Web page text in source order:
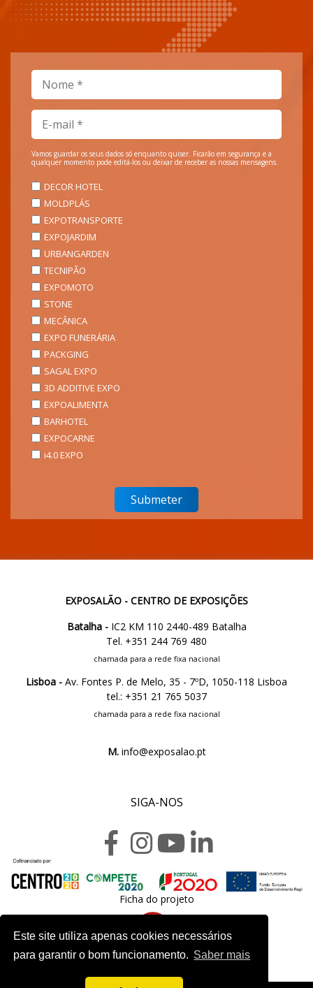
Este site utiliza apenas cookies necessários
para garantir o bom funcionamento. Saber mais
Vamos guardar os seus dados só enquanto quiser. Ficarão em segurança e a
qualquer momento pode editá-los ou deixar de receber as nossas mensagens.
DECOR HOTEL
MOLDPLÁS
EXPOTRANSPORTE
EXPOJARDIM
URBANGARDEN
TECNIPÃO
EXPOMOTO
STONE
MECÂNICA
EXPO FUNERÁRIA
PACKGING
SAGAL EXPO
3D ADDITIVE EXPO
EXPOALIMENTA
BARHOTEL
EXPOCARNE
i4.0 EXPO
EXPOSALÃO - CENTRO DE EXPOSIÇÕES
Batalha -IC2 KM 110 2440-489 Batalha
Tel. +351 244 769 480
chamada para a rede fixa nacional
Lisboa - Av. Fontes P. de Melo, 35 - 7ºD, 1050-118 Lisboa
tel.: +351 21 765 5037
chamada para a rede fixa nacional
M.info@exposalao.pt
SIGA-NOS
Ficha do projeto